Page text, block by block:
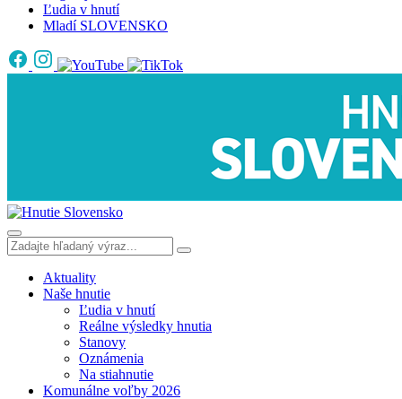
Ľudia v hnutí
Mladí SLOVENSKO
Aktuality
Naše hnutie
Ľudia v hnutí
Reálne výsledky hnutia
Stanovy
Oznámenia
Na stiahnutie
Komunálne voľby 2026